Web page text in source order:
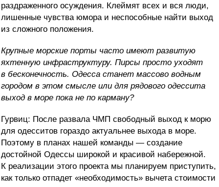
раздраженного осуждения. Клеймят всех и вся люди,
лишенные чувства юмора и неспособные найти выход
из сложного положения.
Крупные морские порты часто имеют развитую
яхтенную инфраструктуру. Пирсы просто уходят
в бесконечность. Одесса станет массово водным
городом в этом смысле или для рядового одессита
выход в море пока не по карману?
Гурвиц: После развала ЧМП свободный выход к морю
для одесситов гораздо актуальнее выхода в море.
Поэтому в планах нашей команды — создание
достойной Одессы широкой и красивой набережной.
К реализации этого проекта мы планируем приступить,
как только отпадет «необходимость» вычета стоимости